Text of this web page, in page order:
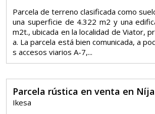
Parcela de terreno clasificada como
una superficie de 4.322 m2 y una
m2t., ubicada en la localidad de Viator,
a. La parcela está bien comunicada, a
s accesos viarios A-7,...
Parcela rústica en venta en
Ikesa